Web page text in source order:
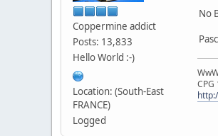
}
Coppermine addict
Posts: 13,833
Hello World :-)
Location: (South-East
FRANCE)
Logged
No